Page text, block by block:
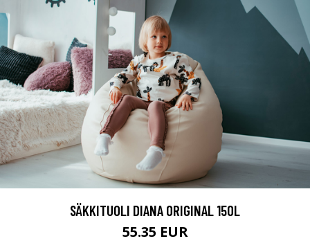
SÄKKITUOLI DIANA ORIGINAL 150L
55.35 EUR